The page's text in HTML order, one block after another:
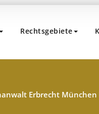
Rechtsgebiete
Erbrecht